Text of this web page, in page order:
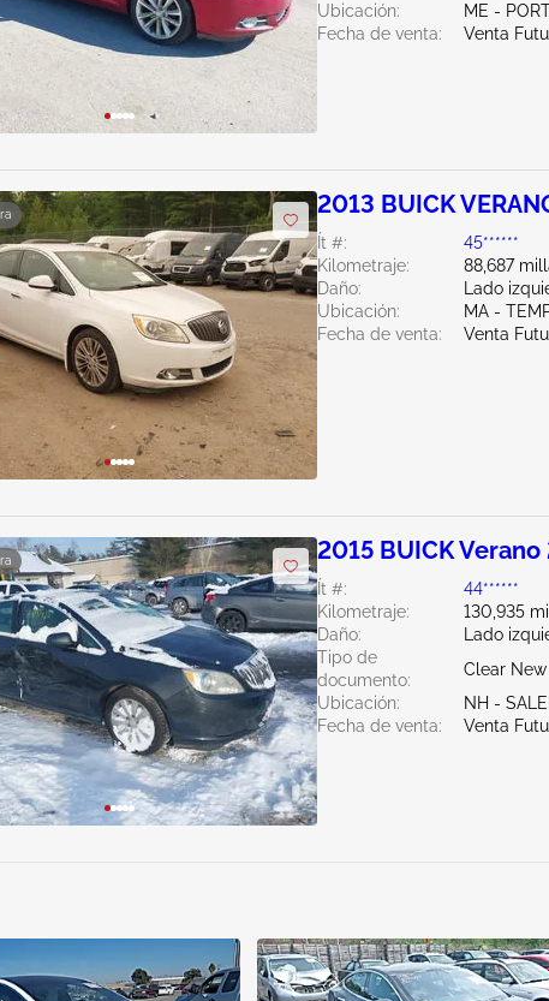
Ubicación:
ME -
Fecha de venta:
Venta
2013 BUICK
Ít #:
45******
Kilometraje:
88,687
Daño:
Lado
Ubicación:
MA -
Fecha de venta:
Venta
2015 BUICK Verano
Ít #:
44******
Kilometraje:
130,935
Daño:
Lado
Tipo de
documento:
Clear
Ubicación:
NH -
Fecha de venta:
Venta